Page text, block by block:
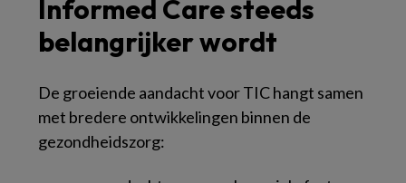
Informed Care steeds
belangrijker wordt
De groeiende aandacht voor TIC hangt samen
met bredere ontwikkelingen binnen de
gezondheidszorg: